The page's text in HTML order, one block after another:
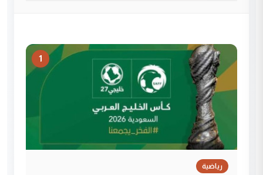
1
رياضية